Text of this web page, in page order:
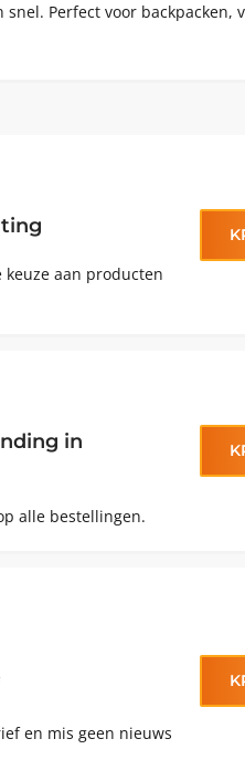
Perfect voor backpacken,
aan producten
in
alle bestellingen.
en mis geen nieuws